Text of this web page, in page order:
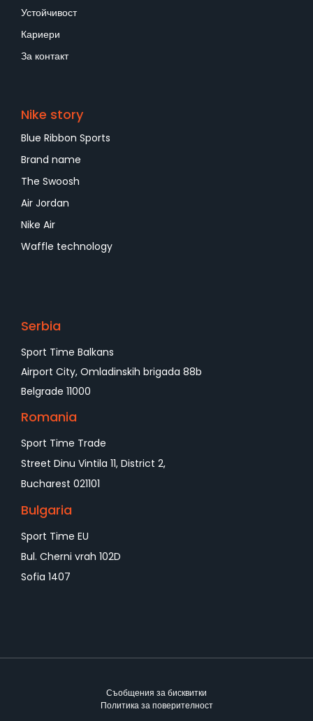
Устойчивост
Кариери
За контакт
Nike story
Blue Ribbon Sports
Brand name
The Swoosh
Air Jordan
Nike Air
Waffle technology
Serbia
Sport Time Balkans
Airport City, Omladinskih brigada 88b
Belgrade 11000
Romania
Sport Time Trade
Street Dinu Vintila 11, District 2,
Bucharest 021101
Bulgaria
Sport Time EU
Bul. Cherni vrah 102D
Sofia 1407
Съобщения за бисквитки
Политика за поверителност